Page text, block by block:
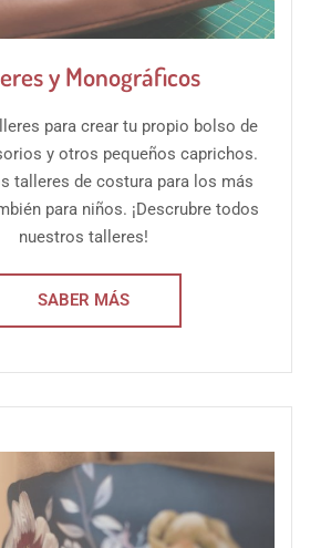
y Monográficos
para crear tu propio bolso de
y otros pequeños caprichos.
talleres de costura para los más
para niños. ¡Descrubre todos
nuestros talleres!
SABER MÁS